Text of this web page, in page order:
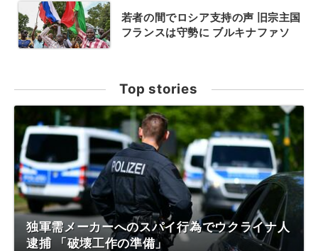
若者の間でロシア支持の声 旧宗主国
フランスは守勢に ブルキナファソ
Top stories
独軍需メーカーへのスパイ行為でウクライナ人
逮捕 「破壊工作の準備」